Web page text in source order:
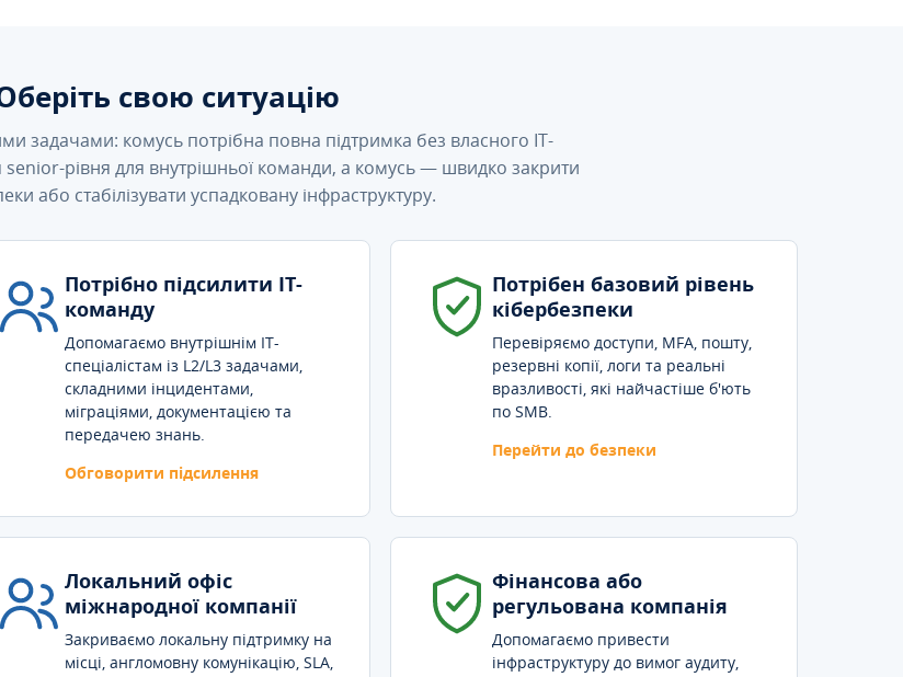
свою ситуацію
задачами: комусь потрібна повна підтримка без власного IT-
senior-рівня для внутрішньої команди, а комусь — швидко закрити
або стабілізувати успадковану інфраструктуру.
Потрібно підсилити IT-
команду
Допомагаємо внутрішнім IT-
спеціалістам із L2/L3 задачами,
складними інцидентами,
міграціями, документацією та
передачею знань.
Обговорити підсилення
Потрібен базовий рівень
кібербезпеки
Перевіряємо доступи, MFA, пошту,
резервні копії, логи та реальні
вразливості, які найчастіше б'ють
по SMB.
Перейти до безпеки
Локальний офіс
міжнародної компанії
Закриваємо локальну підтримку на
місці, англомовну комунікацію, SLA,
Фінансова або
регульована компанія
Допомагаємо привести
інфраструктуру до вимог аудиту,